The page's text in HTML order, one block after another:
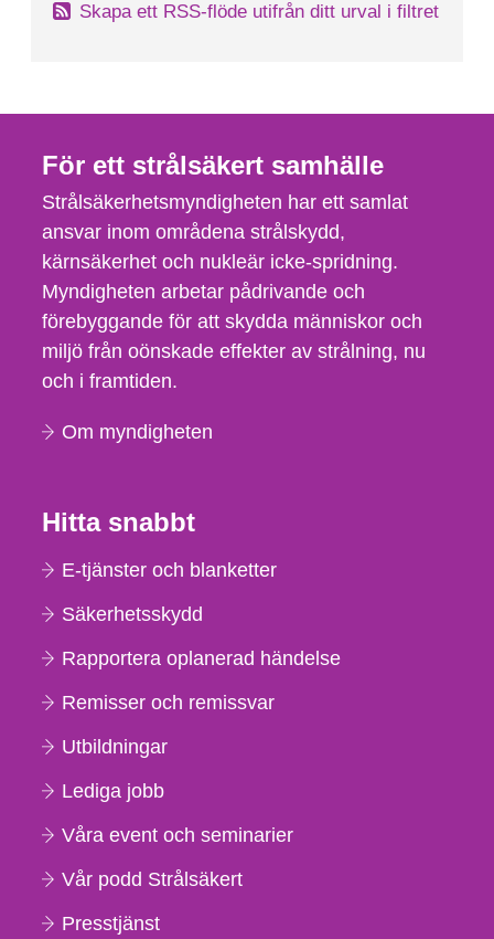
Skapa ett RSS-flöde utifrån ditt urval i filtret
För ett strålsäkert samhälle
Strålsäkerhetsmyndigheten har ett samlat
ansvar inom områdena strålskydd,
kärnsäkerhet och nukleär icke-spridning.
Myndigheten arbetar pådrivande och
förebyggande för att skydda människor och
miljö från oönskade effekter av strålning, nu
och i framtiden.
Om myndigheten
Hitta snabbt
E-tjänster och blanketter
Säkerhetsskydd
Rapportera oplanerad händelse
Remisser och remissvar
Utbildningar
Lediga jobb
Våra event och seminarier
Vår podd Strålsäkert
Presstjänst